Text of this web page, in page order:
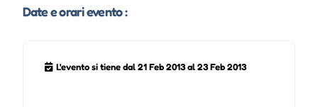
Date e orari evento :
L'evento si tiene dal 21 Feb 2013 al 23 Feb 2013